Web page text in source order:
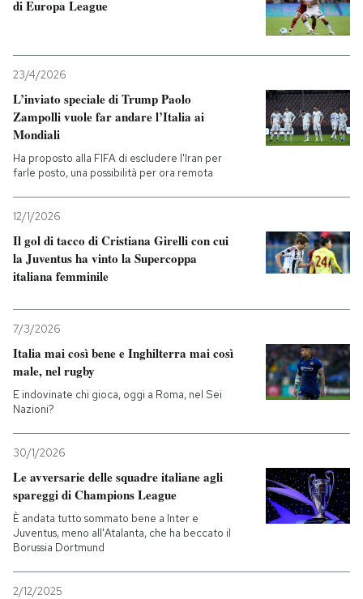
di Europa League
23/4/2026
L’inviato speciale di Trump Paolo
Zampolli vuole far andare l’Italia ai
Mondiali
Ha proposto alla FIFA di escludere l'Iran per
farle posto, una possibilità per ora remota
12/1/2026
Il gol di tacco di Cristiana Girelli con cui
la Juventus ha vinto la Supercoppa
italiana femminile
7/3/2026
Italia mai così bene e Inghilterra mai così
male, nel rugby
E indovinate chi gioca, oggi a Roma, nel Sei
Nazioni?
30/1/2026
Le avversarie delle squadre italiane agli
spareggi di Champions League
È andata tutto sommato bene a Inter e
Juventus, meno all'Atalanta, che ha beccato il
Borussia Dortmund
2/12/2025